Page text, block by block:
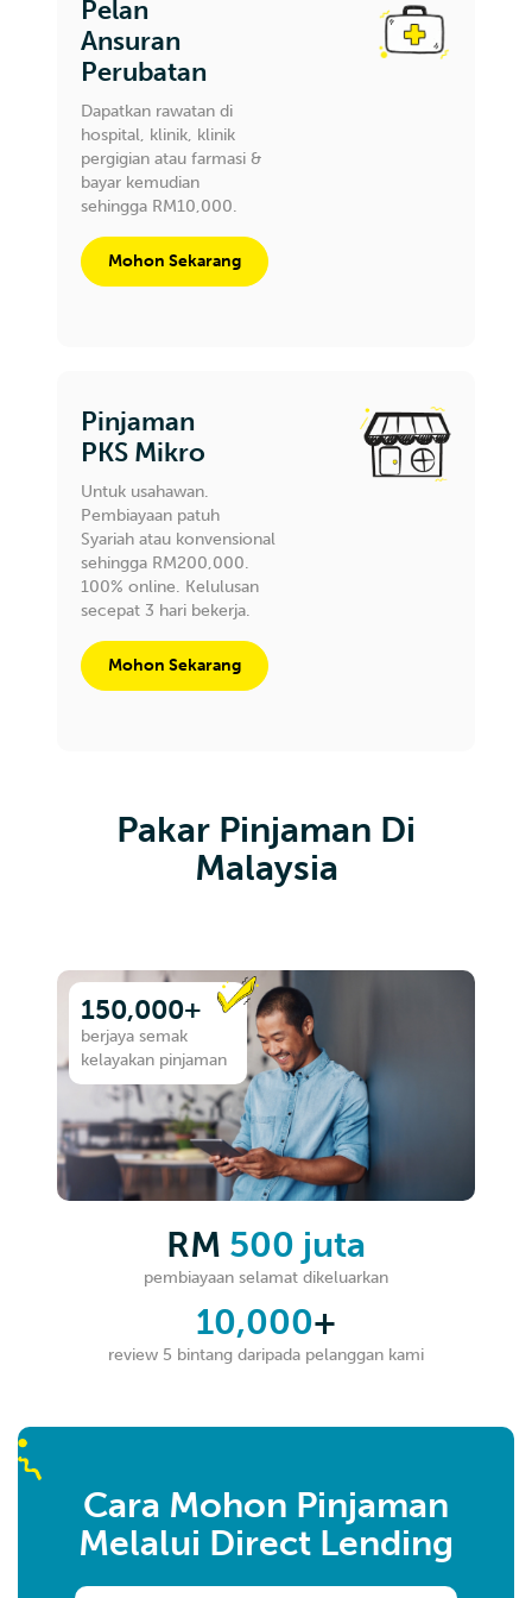
Pelan
Ansuran
Perubatan
Dapatkan rawatan di
hospital, klinik, klinik
pergigian atau farmasi &
bayar kemudian
sehingga RM10,000.
Mohon Sekarang
Pinjaman
PKS Mikro
Untuk usahawan.
Pembiayaan patuh
Syariah atau konvensional
sehingga RM200,000.
100% online. Kelulusan
secepat 3 hari bekerja.
Mohon Sekarang
Pakar Pinjaman Di
Malaysia
150,000+
berjaya semak
kelayakan pinjaman
RM 500 juta
pembiayaan selamat dikeluarkan
10,000+
review 5 bintang daripada pelanggan kami
Cara Mohon Pinjaman
Melalui Direct Lending